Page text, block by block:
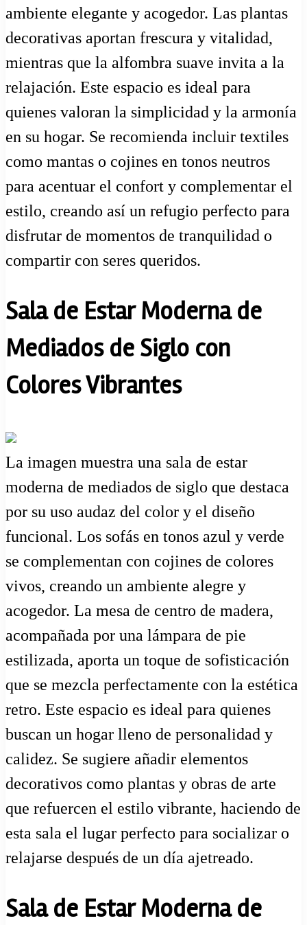
ambiente elegante y acogedor. Las plantas
decorativas aportan frescura y vitalidad,
mientras que la alfombra suave invita a la
relajación. Este espacio es ideal para
quienes valoran la simplicidad y la armonía
en su hogar. Se recomienda incluir textiles
como mantas o cojines en tonos neutros
para acentuar el confort y complementar el
estilo, creando así un refugio perfecto para
disfrutar de momentos de tranquilidad o
compartir con seres queridos.
Sala de Estar Moderna de
Mediados de Siglo con
Colores Vibrantes
La imagen muestra una sala de estar
moderna de mediados de siglo que destaca
por su uso audaz del color y el diseño
funcional. Los sofás en tonos azul y verde
se complementan con cojines de colores
vivos, creando un ambiente alegre y
acogedor. La mesa de centro de madera,
acompañada por una lámpara de pie
estilizada, aporta un toque de sofisticación
que se mezcla perfectamente con la estética
retro. Este espacio es ideal para quienes
buscan un hogar lleno de personalidad y
calidez. Se sugiere añadir elementos
decorativos como plantas y obras de arte
que refuercen el estilo vibrante, haciendo de
esta sala el lugar perfecto para socializar o
relajarse después de un día ajetreado.
Sala de Estar Moderna de